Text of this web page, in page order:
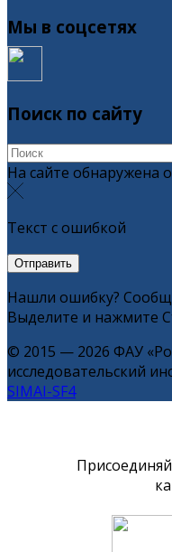
Мы в соцсетях
Поиск по сайту
На сайте обнаружена
Текст с ошибкой
Нашли ошибку?
Выделите и нажмите
© 2015 — 2026 ФАУ
исследовательский
SIMAI-SF4